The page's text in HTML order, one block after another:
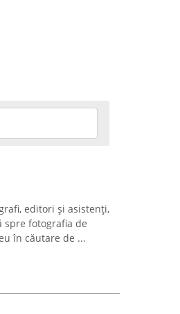
editori și asistenți,
spre fotografia de
în căutare de ...